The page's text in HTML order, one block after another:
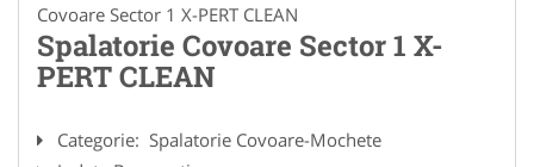
Covoare Sector 1 X-PERT CLEAN
Spalatorie Covoare Sector 1 X-
PERT CLEAN
Categorie: Spalatorie Covoare-Mochete